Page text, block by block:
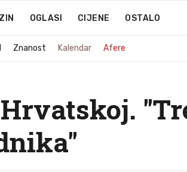
OGLASI CIJENE OSTALO
Znanost Kalendar Afere